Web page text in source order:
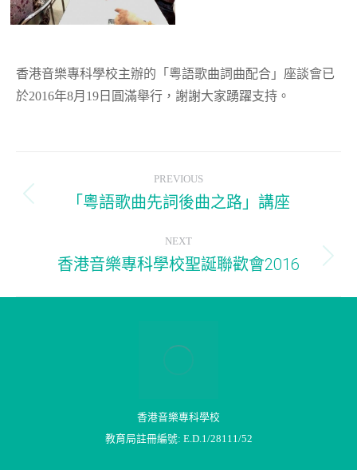
香港音樂專科學校主辦的「粵語歌曲詞曲配合」座談會已
於2016年8月19日圓滿舉行，謝謝大家踴躍支持。
navigation
PREVIOUS
Previous
「粵語歌曲先詞後曲之路」講座
NEXT
Next
香港音樂專科學校聖誕聯歡會2016
香港音樂專科學校
教育局註冊編號: E.D.1/28111/52